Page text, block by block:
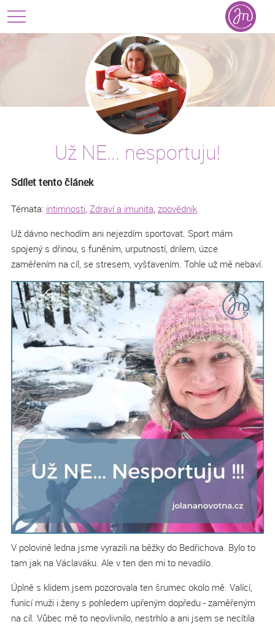
Už NE... nesportuju!
Sdílet tento článek
Témata: intimnosti, Zdraví a imunita, zpovědník
Už dávno nechodím ani nejezdím sportovat. Sport mám
spojený s dřinou, s funěním, urputností, drilem, úzce
zaměřením na cíl, se stresem, vyšťavením. Tohle už mě nebaví.
V polovině ledna jsme vyrazili na běžky do Bedřichova. Bylo to
tam jak na Václaváku. Ale v ten den mi to nevadilo.
Úplně s klidem jsem pozorovala ten šrumec okolo mě. Valící,
funící muži i ženy s pohledem upřeným dopředu - zaměřeným
na cíl. Vůbec mě to neovlivnilo, nestrhlo a ani jsem se necítila